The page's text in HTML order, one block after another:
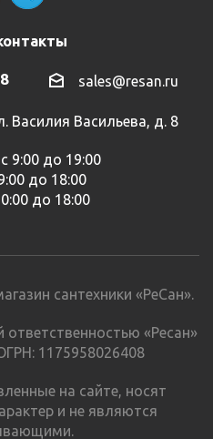
sales@resan.ru
Василия Васильева, д. 8
9:00 до 19:00
до 18:00
до 18:00
сантехники «РеСан».
«Ресан»
1175958026408
на сайте, носят
и не являются